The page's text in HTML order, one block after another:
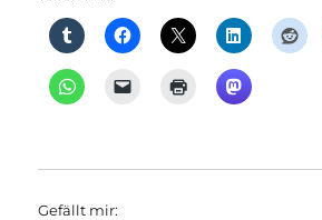
Gefällt mir: